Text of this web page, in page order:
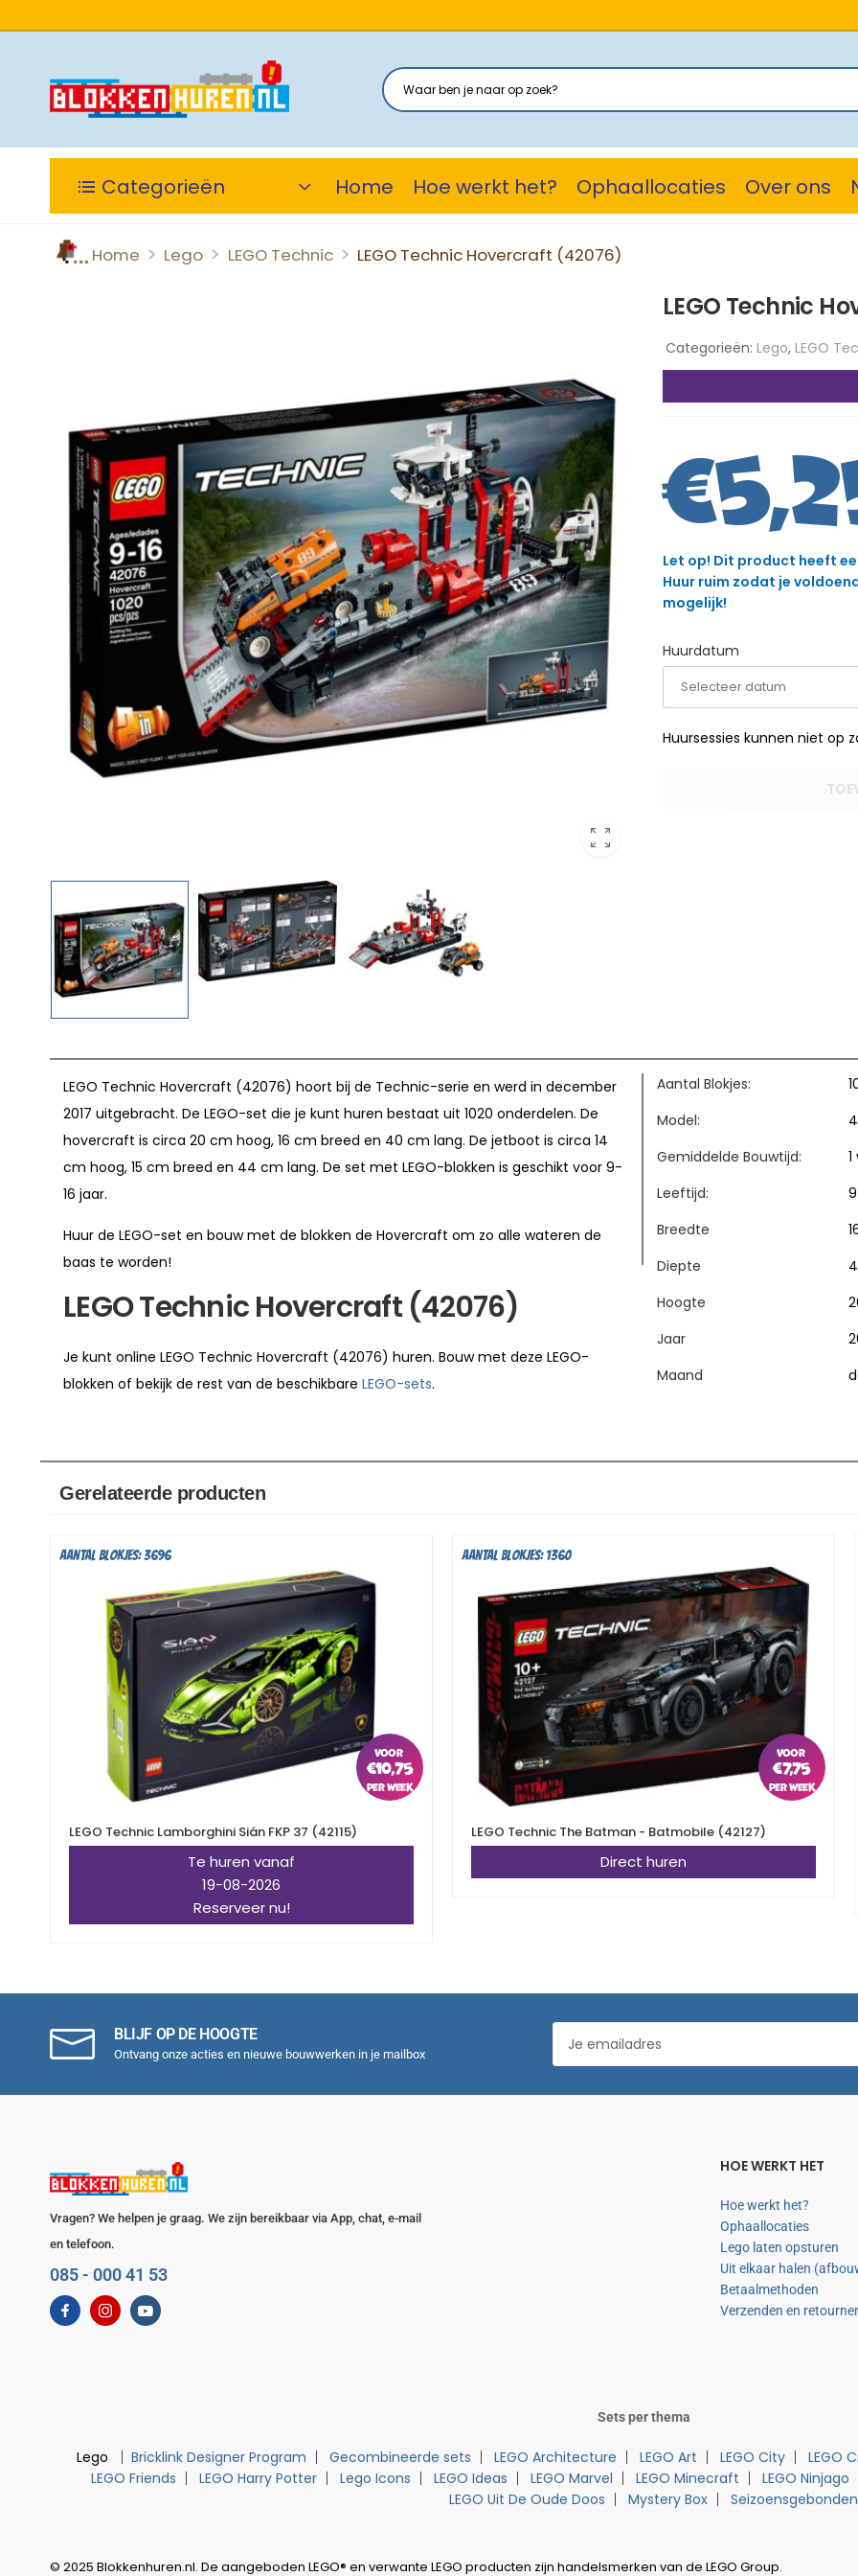
Categorieën Home Hoe werkt het? Ophaallocaties Over ons
Home > Lego > LEGO Technic > LEGO Technic Hovercraft (42076)
LEGO Technic
Categorieën: Lego, LEGO
€
Let op! Dit product heeft
Huur ruim zodat je
mogelijk!
Huurdatum
Huursessies kunnen niet op
LEGO Technic Hovercraft (42076) hoort bij de Technic-serie en werd in december
2017 uitgebracht. De LEGO-set die je kunt huren bestaat uit 1020 onderdelen. De
hovercraft is circa 20 cm hoog, 16 cm breed en 40 cm lang. De jetboot is circa 14
cm hoog, 15 cm breed en 44 cm lang. De set met LEGO-blokken is geschikt voor 9-
16 jaar.
Huur de LEGO-set en bouw met de blokken de Hovercraft om zo alle wateren de
baas te worden!
LEGO Technic Hovercraft (42076)
Je kunt online LEGO Technic Hovercraft (42076) huren. Bouw met deze LEGO-
blokken of bekijk de rest van de beschikbare LEGO-sets.
Aantal Blokjes:
Model:
Gemiddelde Bouwtijd:
Leeftijd:
9
Breedte
Diepte
Hoogte
Jaar
Maand
Gerelateerde producten
Aantal blokjes: 3696
€10,75
LEGO Technic Lamborghini Sián FKP 37 (42115)
Te huren vanaf
19-08-2026
Reserveer nu!
Aantal blokjes: 1360
€7,75
LEGO Technic The Batman - Batmobile (42127)
Direct huren
BLIJF OP DE HOOGTE
Ontvang onze acties en nieuwe bouwwerken in je mailbox
Vragen? We helpen je graag. We zijn bereikbaar via App, chat, e-mail
en telefoon.
085 - 000 41 53
HOE WERKT HET
Hoe werkt het?
Ophaallocaties
Lego laten opsturen
Uit elkaar halen
Betaalmethoden
Verzenden en
Sets per thema
Lego Bricklink Designer Program Gecombineerde sets LEGO Architecture LEGO Art LEGO City LEGO
LEGO Friends
LEGO Harry Potter Lego Icons LEGO Ideas LEGO Marvel LEGO Minecraft LEGO Ninjago
LEGO Uit De Oude Doos
Mystery Box Seizoensgebonden
© 2025 Blokkenhuren.nl. De aangeboden LEGO® en verwante LEGO producten zijn handelsmerken van de LEGO Group.